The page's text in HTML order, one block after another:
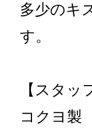
多少のキ
す。
【スタッ
コクヨ製